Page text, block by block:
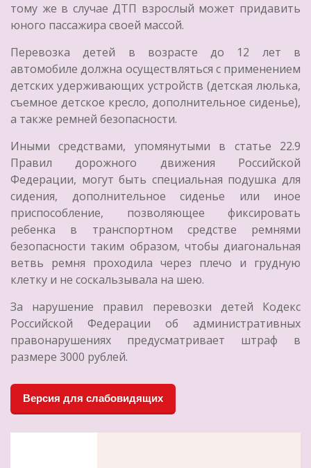
тому же в случае ДТП взрослый может придавить
юного пассажира своей массой.
Перевозка детей в возрасте до 12 лет в
автомобиле должна осуществляться с применением
детских удерживающих устройств (детская люлька,
съемное детское кресло, дополнительное сиденье),
а также ремней безопасности.
Иными средствами, упомянутыми в статье 22.9
Правил дорожного движения Российской
Федерации, могут быть специальная подушка для
сидения, дополнительное сиденье или иное
приспособление, позволяющее фиксировать
ребенка в транспортном средстве ремнями
безопасности таким образом, чтобы диагональная
ветвь ремня проходила через плечо и грудную
клетку и не соскальзывала на шею.
За нарушение правил перевозки детей Кодекс
Российской Федерации об административных
правонарушениях предусматривает штраф в
размере 3000 рублей.
Версия для слабовидящих